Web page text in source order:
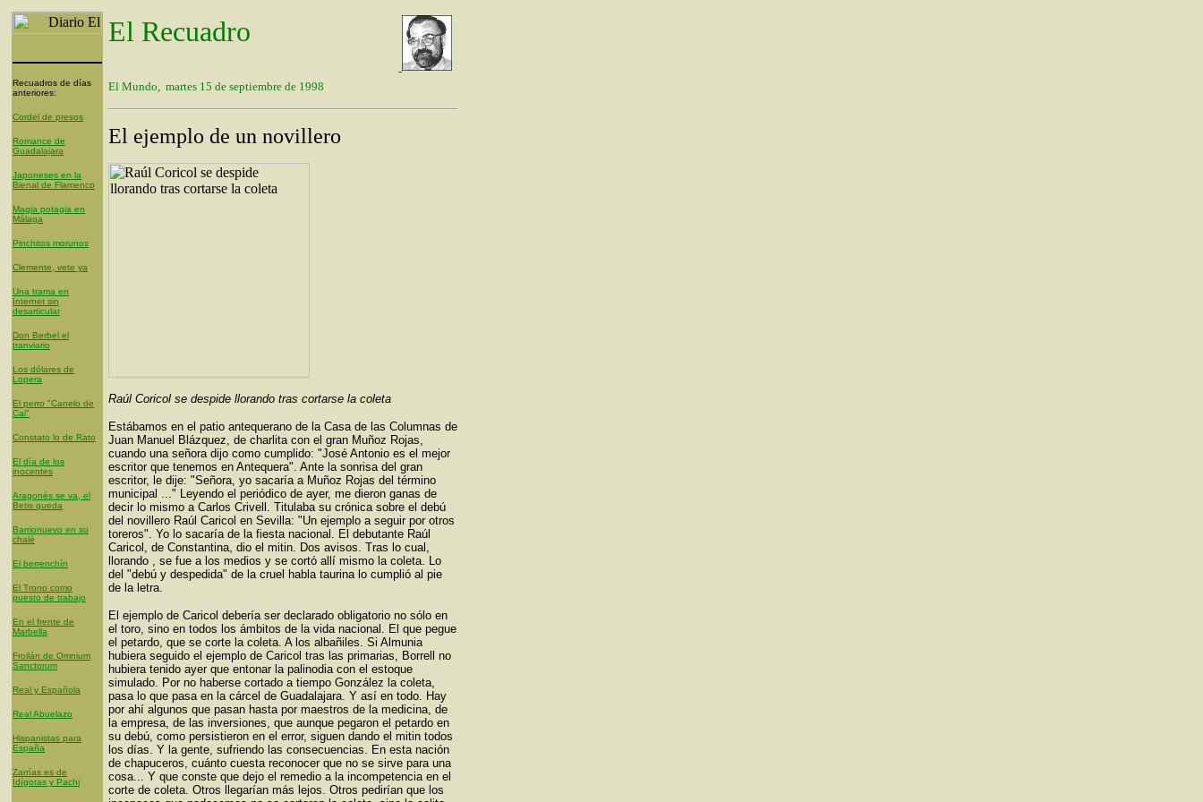
Recuadros de días
anteriores:
Cordel de presos
Romance de
Guadalajara
Japoneses en la
Bienal de Flamenco
Magia potagia en
Málaga
Pinchitos morunos
Clemente, vete ya
Una trama en
Internet sin
desarticular
Don Berbel el
tranviario
Los dólares de
Lopera
El perro "Canelo de
Cai"
Constato lo de Rato
El día de los
inocentes
Aragonés se va, el
Betis queda
Barrionuevo en su
chalé
El berrenchín
El Trono como
puesto de trabajo
En el frente de
Marbella
Froilán de Omnium
Sanctorum
Real y Española
Real Abuelazo
Hispanistas para
España
Zarrías es de
Idígoras y Pachi
El Recuadro
El Mundo, martes 15 de septiembre de 1998
El ejemplo de un novillero
Raúl Coricol se despide llorando tras cortarse la coleta
Estábamos en el patio antequerano de la Casa de las Columnas de
Juan Manuel Blázquez, de charlita con el gran Muñoz Rojas,
cuando una señora dijo como cumplido: "José Antonio es el mejor
escritor que tenemos en Antequera". Ante la sonrisa del gran
escritor, le dije: "Señora, yo sacaría a Muñoz Rojas del término
municipal ..." Leyendo el periódico de ayer, me dieron ganas de
decir lo mismo a Carlos Crivell. Titulaba su crónica sobre el debú
del novillero Raúl Caricol en Sevilla: "Un ejemplo a seguir por otros
toreros". Yo lo sacaría de la fiesta nacional. El debutante Raúl
Caricol, de Constantina, dio el mitin. Dos avisos. Tras lo cual,
llorando , se fue a los medios y se cortó allí mismo la coleta. Lo
del "debú y despedida" de la cruel habla taurina lo cumplió al pie
de la letra.
El ejemplo de Caricol debería ser declarado obligatorio no sólo en
el toro, sino en todos los ámbitos de la vida nacional. El que pegue
el petardo, que se corte la coleta. A los albañiles. Si Almunia
hubiera seguido el ejemplo de Caricol tras las primarias, Borrell no
hubiera tenido ayer que entonar la palinodia con el estoque
simulado. Por no haberse cortado a tiempo González la coleta,
pasa lo que pasa en la cárcel de Guadalajara. Y así en todo. Hay
por ahí algunos que pasan hasta por maestros de la medicina, de
la empresa, de las inversiones, que aunque pegaron el petardo en
su debú, como persistieron en el error, siguen dando el mitin todos
los días. Y la gente, sufriendo las consecuencias. En esta nación
de chapuceros, cuánto cuesta reconocer que no se sirve para una
cosa... Y que conste que dejo el remedio a la incompetencia en el
corte de coleta. Otros llegarían más lejos. Otros pedirían que los